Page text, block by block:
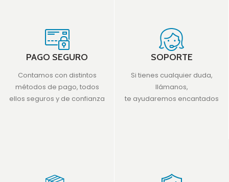
PAGO SEGURO
Contamos con distintos
métodos de pago, todos
ellos seguros y de confianza
SOPORTE
Si tienes cualquier duda,
llámanos,
te ayudaremos encantados